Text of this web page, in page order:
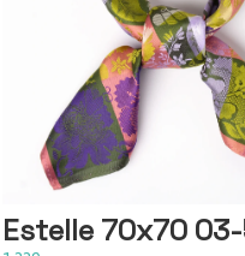
Estelle 70x70